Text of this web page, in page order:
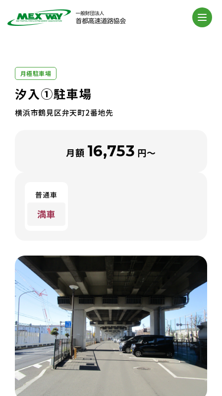
月極駐車場
汐入①駐車場
横浜市鶴見区弁天町2番地先
月額 16,753 円～
普通車
満車